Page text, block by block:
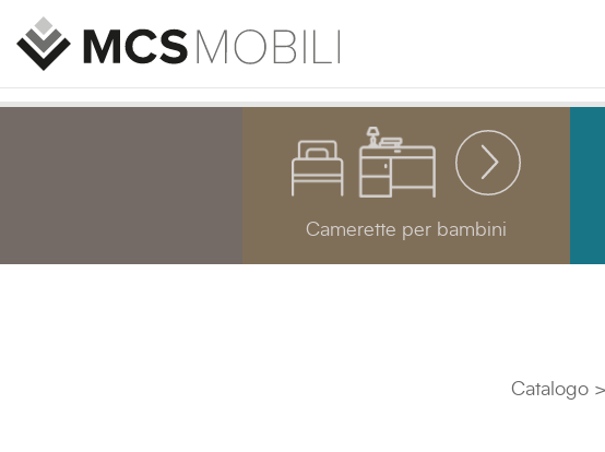
Camerette per bambini
Catalogo